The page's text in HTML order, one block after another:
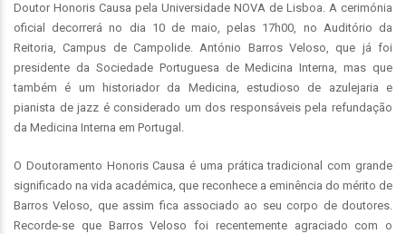
Doutor Honoris Causa pela Universidade NOVA de Lisboa. A cerimónia
oficial decorrerá no dia 10 de maio, pelas 17h00, no Auditório da
Reitoria, Campus de Campolide. António Barros Veloso, que já foi
presidente da Sociedade Portuguesa de Medicina Interna, mas que
também é um historiador da Medicina, estudioso de azulejaria e
pianista de jazz é considerado um dos responsáveis pela refundação
da Medicina Interna em Portugal.
O Doutoramento Honoris Causa é uma prática tradicional com grande
significado na vida académica, que reconhece a eminência do mérito de
Barros Veloso, que assim fica associado ao seu corpo de doutores.
Recorde-se que Barros Veloso foi recentemente agraciado com o